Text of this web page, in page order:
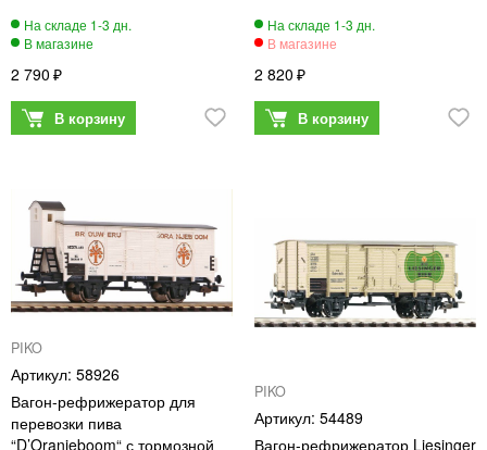
2 790 2 820
PIKO
58926
Вагон-рефрижератор для
перевозки пива
“D’Oranjeboom“ с тормозной
PIKO
54489
Вагон-рефрижератор Liesinger